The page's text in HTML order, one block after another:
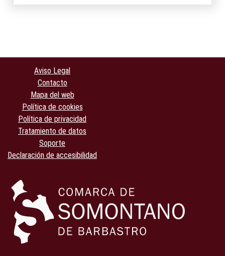
Aviso Legal
Contacto
Mapa del web
Política de cookies
Política de privacidad
Tratamiento de datos
Soporte
Declaración de accesibilidad